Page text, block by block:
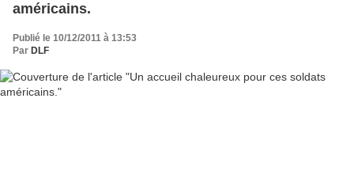
américains.
Publié le 10/12/2011 à 13:53
Par DLF